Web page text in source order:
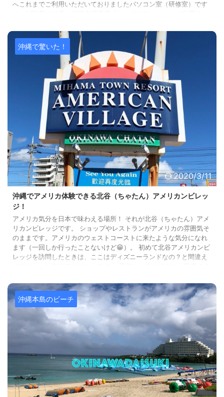
へこれまでご利用いただいておりましたパソコン室（研修室）です
なりましたので、ご理解の程宜しくお願いいたします。 過去の沖
縄 ...
沖縄で驚いた！
2020/3/11
沖縄でアメリカ体験できる北谷（ちゃたん）アメリカンビレッ
ジ！
アメリカ気分を日本で味わえる場所！ それが北谷（ちゃたん）アメ
リカンビレッジです。 ショップやレストランがアメリカの雰囲気そ
のままです。アメリカのウェストコーストに来たような気分になれ
ます（一回しか行ったことないけど😁）。 初めて北谷アメリカンビ
レッジを訪問したときは、ここはディズニーランドなの？と間違え
ゃたん）アメリカンビレッジの基本情報 写真引用：ア ...
沖縄本島のビーチ